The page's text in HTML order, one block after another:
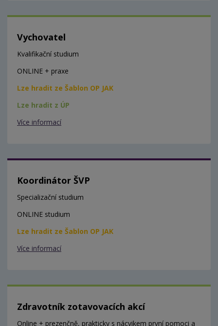
Vychovatel
Kvalifikační studium
ONLINE + praxe
Lze hradit ze Šablon OP JAK
Lze hradit z ÚP
Více informací
Koordinátor ŠVP
Specializační studium
ONLINE studium
Lze hradit ze Šablon OP JAK
Více informací
Zdravotník zotavovacích akcí
Online + prezenčně, prakticky s nácvikem první pomoci a